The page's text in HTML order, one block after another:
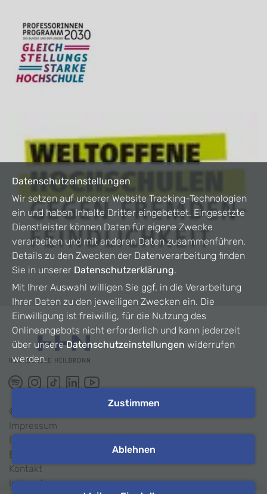
©
Impressum
Datenschutz
Barrierefreiheit
Kontakt
Intranet
Datenschutzeinstellungen
Wir setzen auf unserer Website Tracking-Technologien
ein und haben Inhalte Dritter eingebettet. Eingesetzte
Dienstleister können Daten für eigene Zwecke
verarbeiten und mit anderen Daten zusammenführen.
Details zu den Zwecken der Datenverarbeitung finden
Sie in unserer Datenschutzerklärung.
Mit Ihrer Auswahl willigen Sie ggf. in die Verarbeitung
Ihrer Daten zu den jeweiligen Zwecken ein. Die
Einwilligung ist freiwillig, für die Nutzung des
Onlineangebots nicht erforderlich und kann jederzeit
über unsereDatenschutzeinstellungen widerrufen
werden.
Zustimmen
Ablehnen